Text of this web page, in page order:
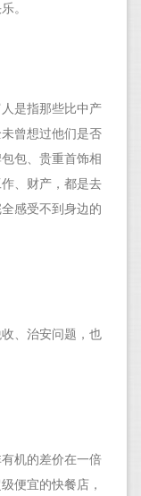
。
是指那些比中产
曾想过他们是否
包、贵重首饰相
、财产，都是去
感受不到身边的
、治安问题，也
机的差价在一倍
便宜的快餐店，